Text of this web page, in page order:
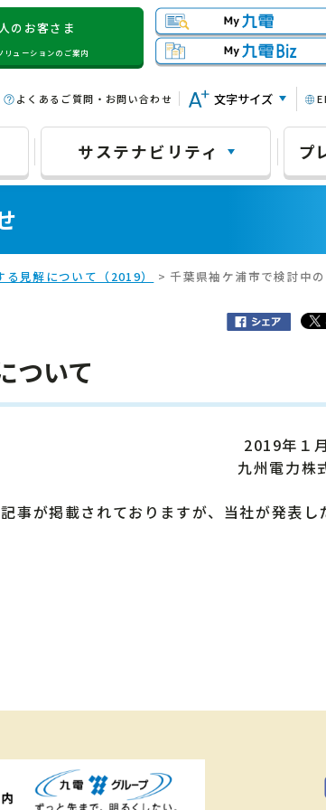
のお客さま
リューションのご案内
よくあるご質問・お問い合わせ 文字サイズ
サステナビリティ プ
見解について（2019）
> 千葉県袖ケ浦市で検討中
ついて
2019年１
九州電力株
事が掲載されておりますが、当社が発表し